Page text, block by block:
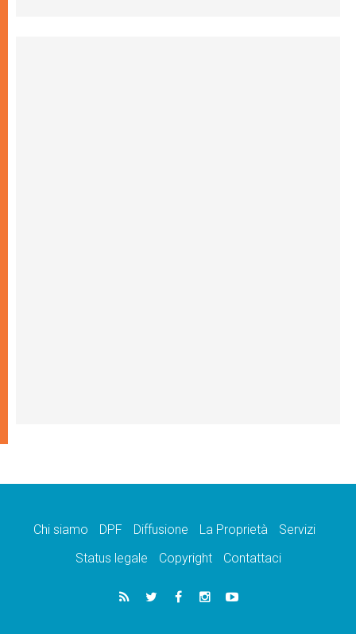
Chi siamo DPF Diffusione La Proprietà
Servizi
Status legale
Copyright Contattaci